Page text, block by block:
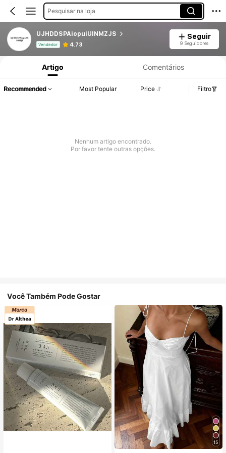
Pesquisar na loja
UJHDDSPAiopuiUINMZJS
Vendedor 4.73
Seguir
9 Seguidores
Informações do Produto: Divulgação de Preço, Vendas e Detalhes de Stock.
Artigo Comentários
Recommended Most Popular Price Filtro
Nenhum artigo encontrado.
Por favor tente outras opções.
Você Também Pode Gostar
15
#1 Mais Vendido
(1000+)